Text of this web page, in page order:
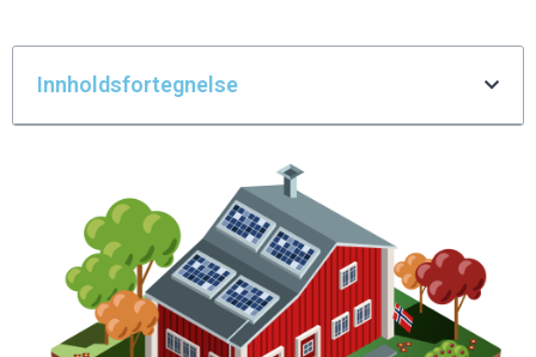
Innholdsfortegnelse